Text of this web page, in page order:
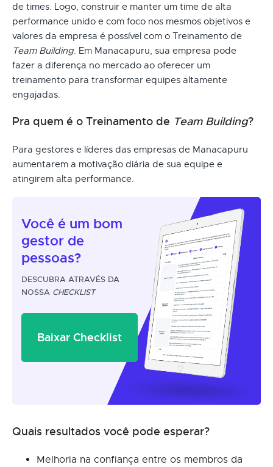
de times. Logo, construir e manter um time de alta
performance unido e com foco nos mesmos objetivos e
valores da empresa é possível com o Treinamento de
Team Building. Em Manacapuru, sua empresa pode
fazer a diferença no mercado ao oferecer um
treinamento para transformar equipes altamente
engajadas.
Pra quem é o Treinamento de Team Building?
Para gestores e líderes das empresas de Manacapuru
aumentarem a motivação diária de sua equipe e
atingirem alta performance.
Você é um bom
gestor de
pessoas?
DESCUBRA ATRAVÉS DA
NOSSA CHECKLIST
Baixar Checklist
Quais resultados você pode esperar?
Melhoria na confiança entre os membros da